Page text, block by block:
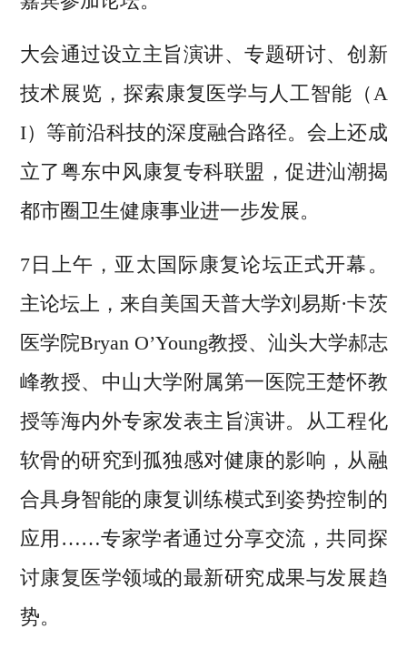
大会通过设立主旨演讲、专题研讨、创新
技术展览，探索康复医学与人工智能（A
I）等前沿科技的深度融合路径。会上还成
立了粤东中风康复专科联盟，促进汕潮揭
都市圈卫生健康事业进一步发展。
7日上午，亚太国际康复论坛正式开幕。
主论坛上，来自美国天普大学刘易斯·卡茨
医学院Bryan O’Young教授、汕头大学郝志
峰教授、中山大学附属第一医院王楚怀教
授等海内外专家发表主旨演讲。从工程化
软骨的研究到孤独感对健康的影响，从融
合具身智能的康复训练模式到姿势控制的
应用……专家学者通过分享交流，共同探
讨康复医学领域的最新研究成果与发展趋
势。